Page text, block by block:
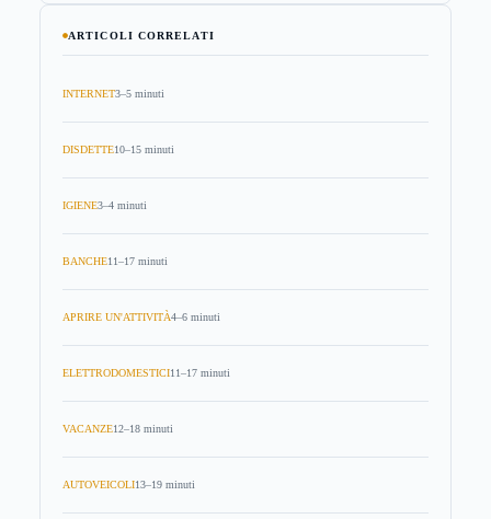
ARTICOLI CORRELATI
INTERNET3–5 minuti
DISDETTE10–15 minuti
IGIENE3–4 minuti
BANCHE11–17 minuti
APRIRE UN'ATTIVITÀ4–6 minuti
ELETTRODOMESTICI11–17 minuti
VACANZE12–18 minuti
AUTOVEICOLI13–19 minuti